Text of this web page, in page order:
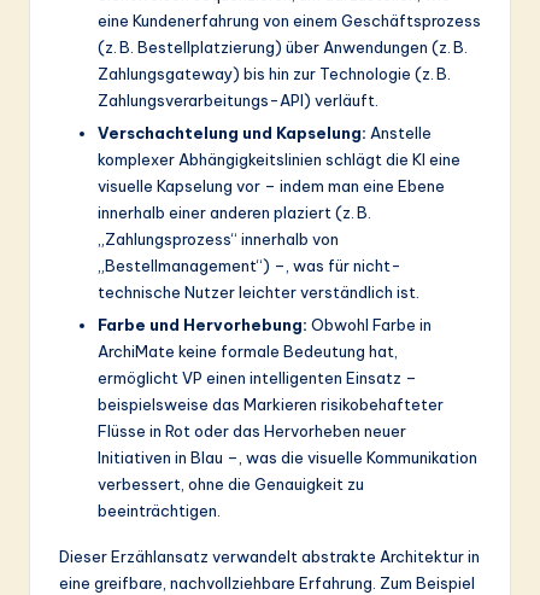
eine Kundenerfahrung von einem Geschäftsprozess
(z. B. Bestellplatzierung) über Anwendungen (z. B.
Zahlungsgateway) bis hin zur Technologie (z. B.
Zahlungsverarbeitungs-API) verläuft.
Verschachtelung und Kapselung: Anstelle
komplexer Abhängigkeitslinien schlägt die KI eine
visuelle Kapselung vor – indem man eine Ebene
innerhalb einer anderen plaziert (z. B.
„Zahlungsprozess“ innerhalb von
„Bestellmanagement“) –, was für nicht-
technische Nutzer leichter verständlich ist.
Farbe und Hervorhebung: Obwohl Farbe in
ArchiMate keine formale Bedeutung hat,
ermöglicht VP einen intelligenten Einsatz –
beispielsweise das Markieren risikobehafteter
Flüsse in Rot oder das Hervorheben neuer
Initiativen in Blau –, was die visuelle Kommunikation
verbessert, ohne die Genauigkeit zu
beeinträchtigen.
Dieser Erzählansatz verwandelt abstrakte Architektur in
eine greifbare, nachvollziehbare Erfahrung. Zum Beispiel